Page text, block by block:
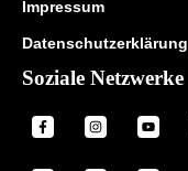
Impressum
Datenschutzerklärung
Soziale Netzwerke